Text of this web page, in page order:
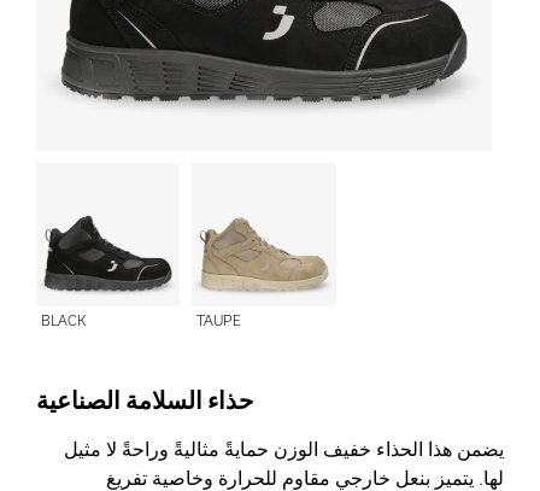
BLACK TAUPE
حذاء السلامة الصناعية
يضمن هذا الحذاء خفيف الوزن حمايةً مثاليةً وراحةً لا مثيل
لها. يتميز بنعل خارجي مقاوم للحرارة وخاصية تفريغ